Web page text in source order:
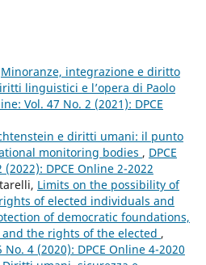
Minoranze, integrazione e diritto
linguistici e l’opera di Paolo
Vol. 47 No. 2 (2021): DPCE
e diritti umani: il punto
monitoring bodies , DPCE
DPCE Online 2-2022
Limits on the possibility of
of elected individuals and
of democratic foundations,
the rights of the elected ,
No. 4 (2020): DPCE Online 4-2020